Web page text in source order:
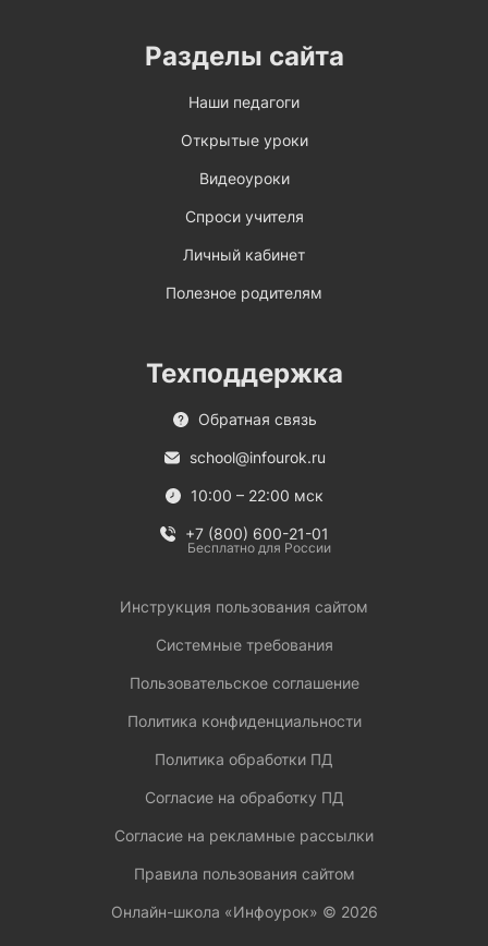
Разделы сайта
Наши педагоги
Открытые уроки
Видеоуроки
Спроси учителя
Личный кабинет
Полезное родителям
Техподдержка
Обратная связь
school@infourok.ru
10:00 – 22:00 мск
+7 (800) 600-21-01
Бесплатно для России
Инструкция пользования сайтом
Системные требования
Пользовательское соглашение
Политика конфиденциальности
Политика обработки ПД
Согласие на обработку ПД
Согласие на рекламные рассылки
Правила пользования сайтом
Онлайн-школа «Инфоурок» © 2026